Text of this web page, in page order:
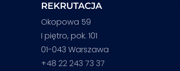
REKRUTACJA
Okopowa 59
I piętro, pok. 101
01-043 Warszawa
+48 22 243 73 37